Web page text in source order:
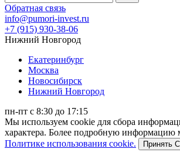
Обратная связь
info@pumori-invest.ru
+7 (915) 930-38-06
Нижний Новгород
Екатеринбург
Москва
Новосибирск
Нижний Новгород
пн-пт с 8:30 до 17:15
Мы используем cookie для сбора
характера. Более подробную информацию
Политике использования cookie.
Принять